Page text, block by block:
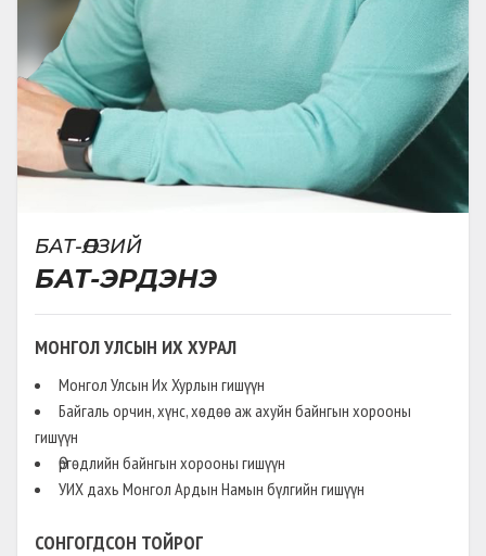
БАТ-ӨЛЗИЙ
БАТ-ЭРДЭНЭ
МОНГОЛ УЛСЫН ИХ ХУРАЛ
Монгол Улсын Их Хурлын гишүүн
Байгаль орчин, хүнс, хөдөө аж ахуйн байнгын хорооны
гишүүн
Өргөдлийн байнгын хорооны гишүүн
УИХ дахь Монгол Ардын Намын бүлгийн гишүүн
СОНГОГДСОН ТОЙРОГ